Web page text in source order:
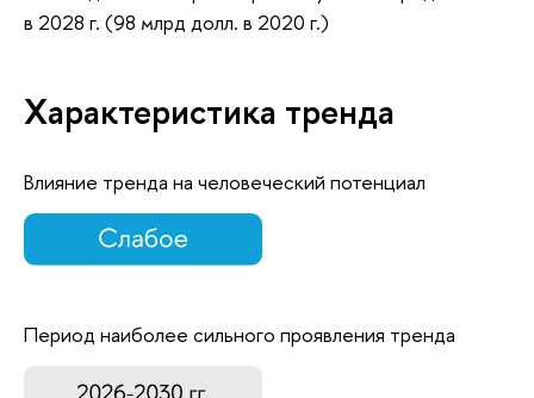
в 2028 г. (98 млрд долл. в 2020 г.)
Характеристика тренда
Влияние тренда на человеческий потенциал
Период наиболее сильного проявления тренда